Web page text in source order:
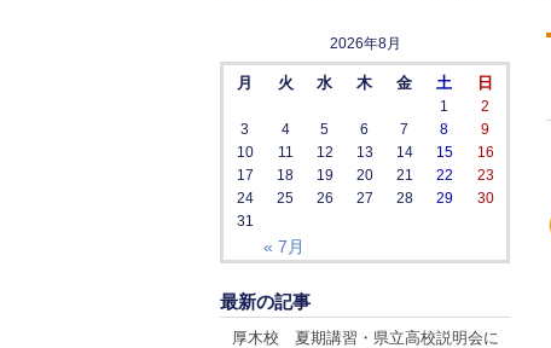
2026年8月
月 火 水 木 金 土 日
« 7月
1
2
3
4 5 6 7 8
9
10
11 12 13 14 15
16
17
18 19 20 21 22
23
24
25 26 27 28 29
30
31
最新の記事
厚木校 夏期講習・県立高校説明会に